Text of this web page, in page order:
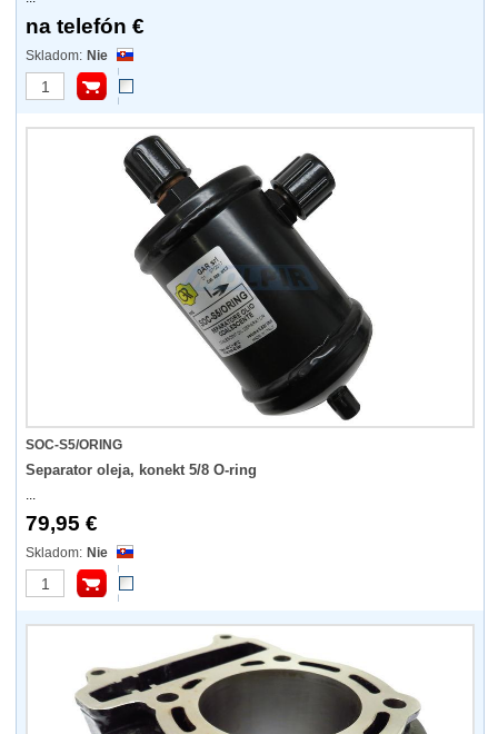
na telefón €
Nie
SOC-S5/ORING
Separator oleja, konekt 5/8 O-ring
...
79,95 €
Nie